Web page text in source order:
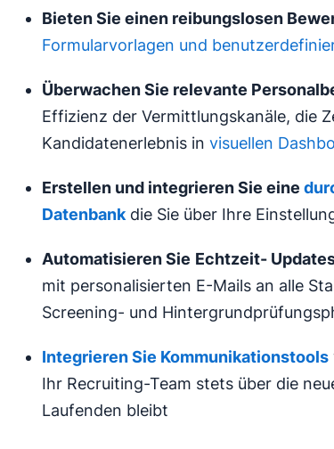
Bieten Sie einen reibungslosen
Formularvorlagen und
Überwachen Sie relevante
Effizienz der Vermittlungskanäle, die
Kandidatenerlebnis in visuellen
Erstellen und integrieren Sie eine
Datenbankdie Sie über Ihre
Automatisieren Sie Echtzeit-
mit personalisierten E-Mails an alle
Screening- und
Integrieren Sie Kommunikationstools
Ihr Recruiting-Team stets über die
Laufenden bleibt